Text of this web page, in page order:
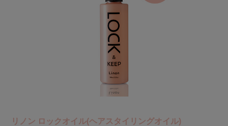
リノン ロックオイル(ヘアスタイリングオイル)